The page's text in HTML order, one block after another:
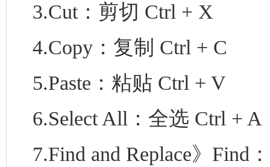
3.Cut：剪切 Ctrl + X
4.Copy：复制 Ctrl + C
5.Paste：粘贴 Ctrl + V
6.Select All：全选 Ctrl + A
7.Find and Replace》Find